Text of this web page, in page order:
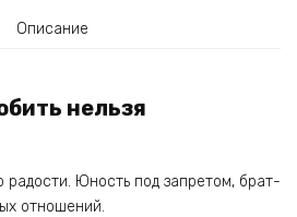
Описание
нельзя
Юность под запретом, брат-
отношений.